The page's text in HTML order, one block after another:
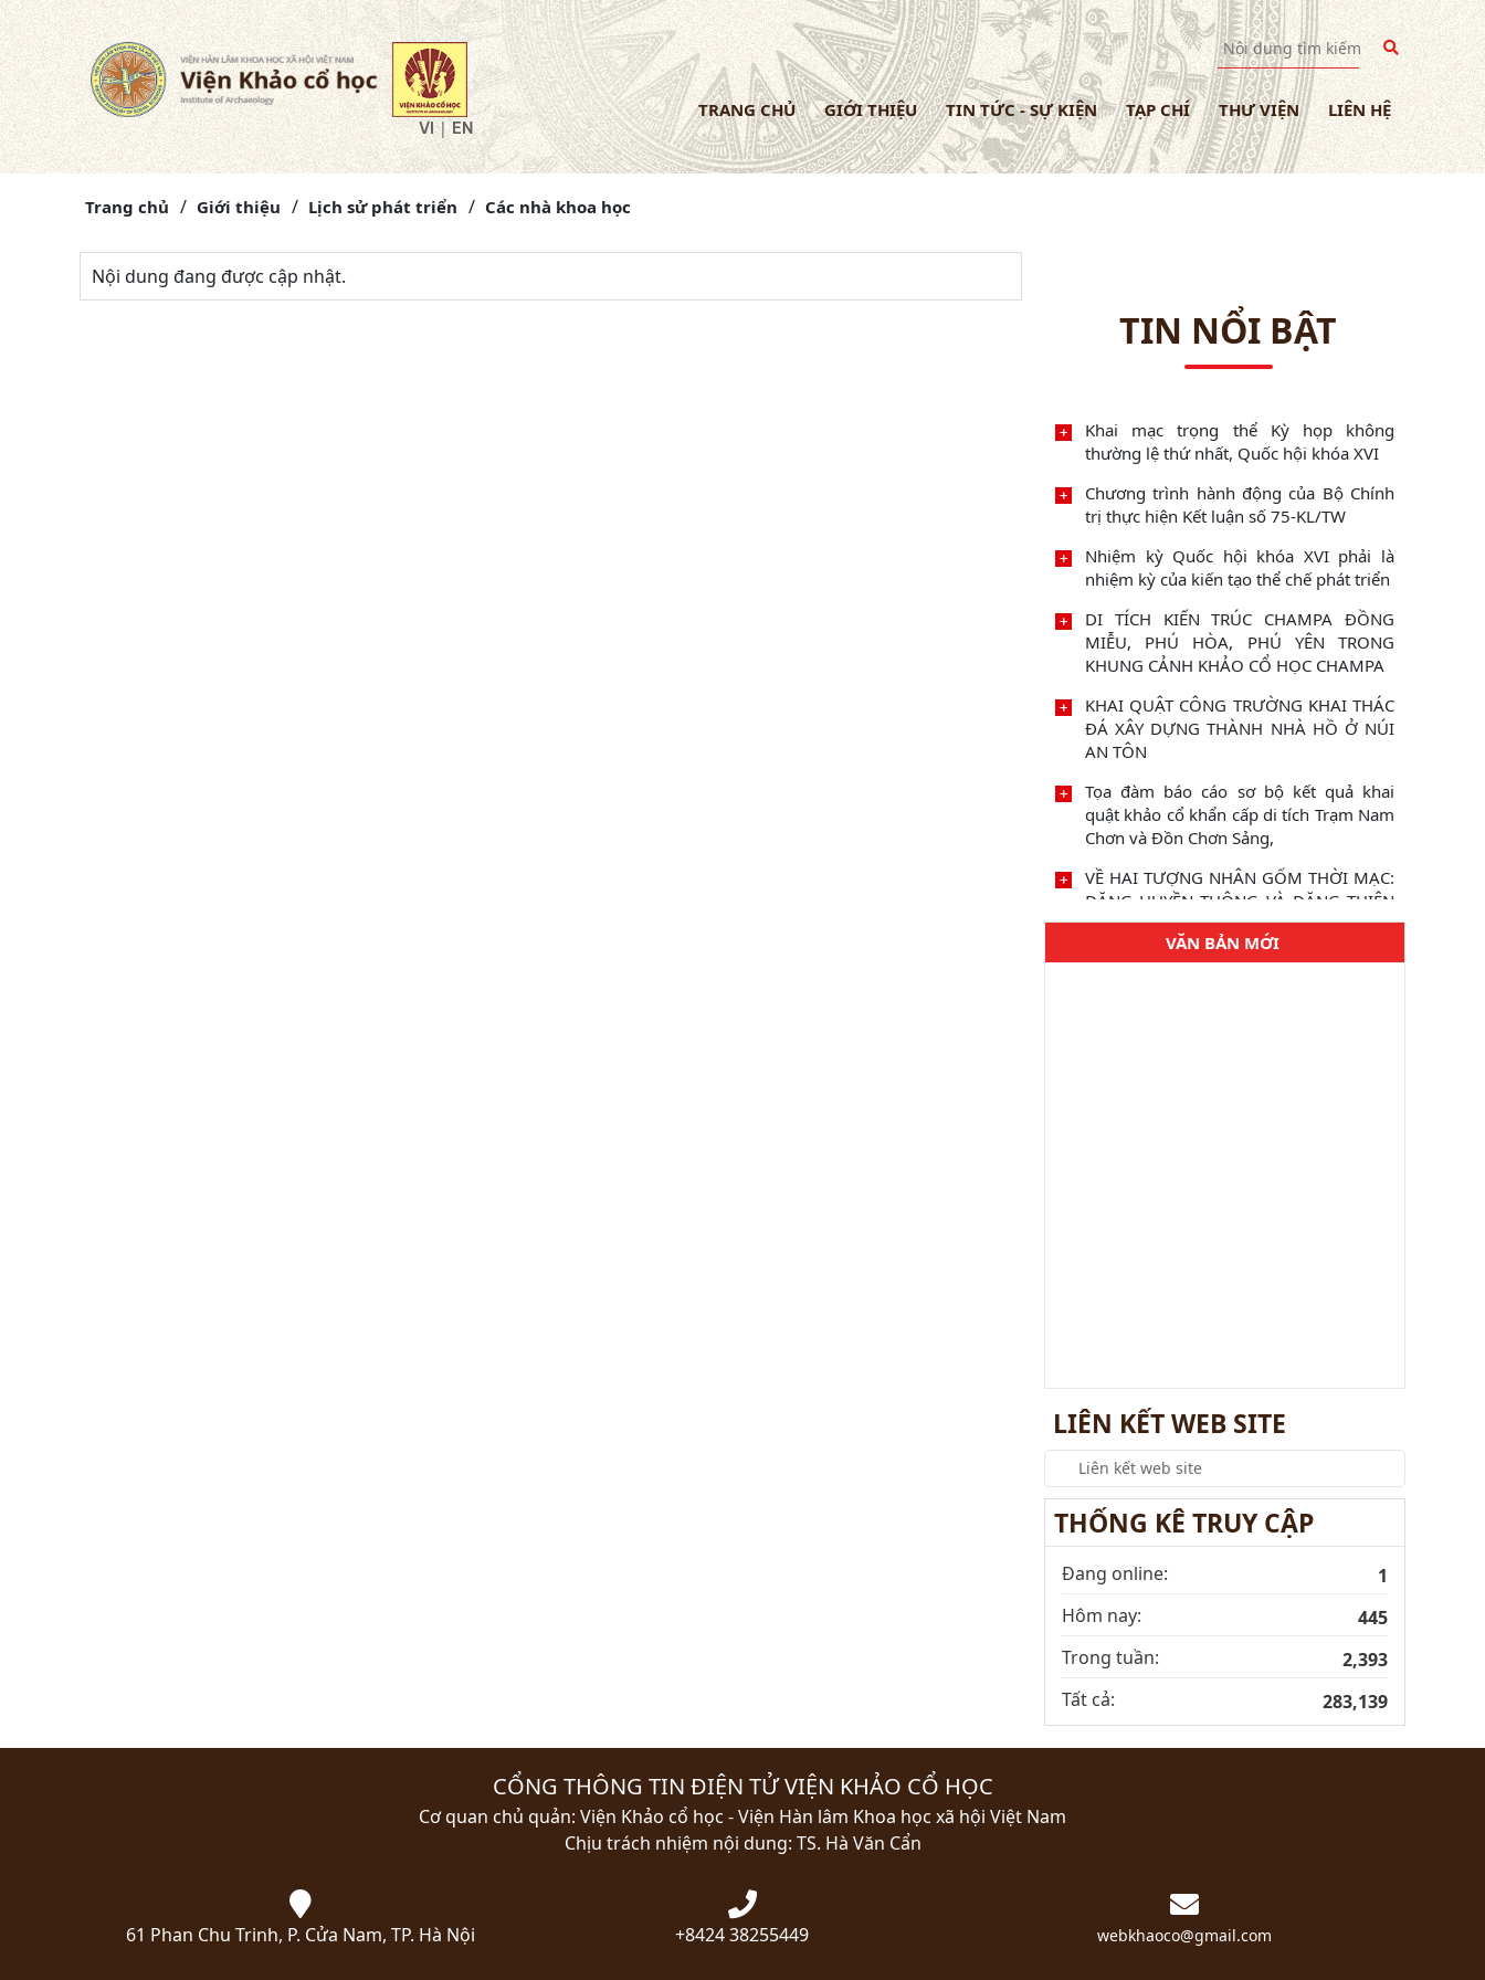
VI|EN
TRANG CHỦ GIỚI THIỆU TIN TỨC - SỰ KIỆN TẠP CHÍ THƯ VIỆN LIÊN HỆ
Trang chủ Giới thiệu Lịch sử phát triển Các nhà khoa học
Nội dung đang được cập nhật.
TIN NỔI BẬT
Khai mạc trọng thể Kỳ họp không
thường lệ thứ nhất, Quốc hội khóa XVI
Chương trình hành động của Bộ Chính
trị thực hiện Kết luận số 75-KL/TW
Nhiệm kỳ Quốc hội khóa XVI phải là
nhiệm kỳ của kiến tạo thể chế phát triển
DI TÍCH KIẾN TRÚC CHAMPA ĐỒNG
MIỄU, PHÚ HÒA, PHÚ YÊN TRONG
KHUNG CẢNH KHẢO CỔ HỌC CHAMPA
KHAI QUẬT CÔNG TRƯỜNG KHAI THÁC
ĐÁ XÂY DỰNG THÀNH NHÀ HỒ Ở NÚI
AN TÔN
Tọa đàm báo cáo sơ bộ kết quả khai
quật khảo cổ khẩn cấp di tích Trạm Nam
Chơn và Đồn Chơn Sảng,
VỀ HAI TƯỢNG NHÂN GỐM THỜI MẠC:
ĐẶNG HUYỀN THÔNG VÀ ĐẶNG THIỆN
SỸ
Sách Trống đồng Việt Nam
VĂN BẢN MỚI
LIÊN KẾT WEB SITE
THỐNG KÊ TRUY CẬP
Đang online:
1
Hôm nay:
445
Trong tuần:
2,393
Tất cả:
283,139
CỔNG THÔNG TIN ĐIỆN TỬ VIỆN KHẢO CỔ HỌC
Cơ quan chủ quản: Viện Khảo cổ học - Viện Hàn lâm Khoa học xã hội Việt Nam
Chịu trách nhiệm nội dung: TS. Hà Văn Cẩn
61 Phan Chu Trinh, P. Cửa Nam, TP. Hà Nội +8424 38255449 webkhaoco@gmail.com